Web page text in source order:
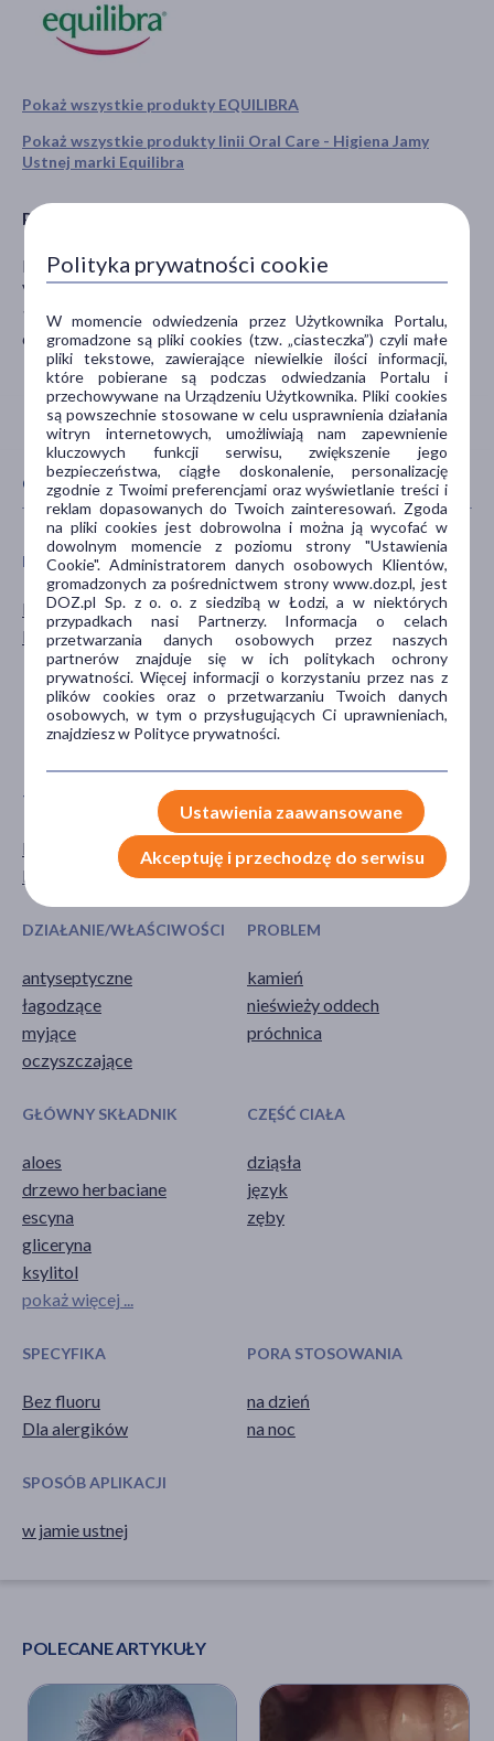
Pokaż wszystkie produkty EQUILIBRA
Pokaż wszystkie produkty linii Oral Care - Higiena Jamy
Ustnej marki Equilibra
Producent
Equilibra srl
Via Plava 74
10135 Torino
cosmetica@equilibra.it
CECHY PRODUKTU
PŁEĆ
Mężczyzna
Kobieta
WIEK
dla młodzieży
dla dorosłych
dla seniorów
20+
30+
pokaż więcej ...
TYP PRODUKTU
Kosmetyk
Produkt roślinny
pasta
DZIAŁANIE/WŁAŚCIWOŚCI
antyseptyczne
łagodzące
myjące
oczyszczające
PROBLEM
kamień
nieświeży oddech
próchnica
GŁÓWNY SKŁADNIK
aloes
drzewo herbaciane
escyna
gliceryna
ksylitol
pokaż więcej ...
CZĘŚĆ CIAŁA
dziąsła
język
zęby
SPECYFIKA
Bez fluoru
Dla alergików
PORA STOSOWANIA
na dzień
na noc
SPOSÓB APLIKACJI
w jamie ustnej
POLECANE ARTYKUŁY
Polityka prywatności cookie
W momencie odwiedzenia przez Użytkownika Portalu,
gromadzone są pliki cookies (tzw. „ciasteczka”) czyli małe
pliki tekstowe, zawierające niewielkie ilości informacji,
które pobierane są podczas odwiedzania Portalu i
przechowywane na Urządzeniu Użytkownika. Pliki cookies
są powszechnie stosowane w celu usprawnienia działania
witryn internetowych, umożliwiają nam zapewnienie
kluczowych funkcji serwisu, zwiększenie jego
bezpieczeństwa, ciągłe doskonalenie, personalizację
zgodnie z Twoimi preferencjami oraz wyświetlanie treści i
reklam dopasowanych do Twoich zainteresowań. Zgoda
na pliki cookies jest dobrowolna i można ją wycofać w
dowolnym momencie z poziomu strony "Ustawienia
Cookie". Administratorem danych osobowych Klientów,
gromadzonych za pośrednictwem strony www.doz.pl, jest
DOZ.pl Sp. z o. o. z siedzibą w Łodzi, a w niektórych
przypadkach nasi Partnerzy. Informacja o celach
przetwarzania danych osobowych przez naszych
partnerów znajduje się w ich politykach ochrony
prywatności. Więcej informacji o korzystaniu przez nas z
plików cookies oraz o przetwarzaniu Twoich danych
osobowych, w tym o przysługujących Ci uprawnieniach,
znajdziesz w Polityce prywatności.
Ustawienia zaawansowane
Akceptuję i przechodzę do serwisu